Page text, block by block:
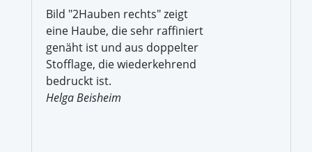
Bild "2Hauben rechts" zeigt
eine Haube, die sehr raffiniert
genäht ist und aus doppelter
Stofflage, die wiederkehrend
bedruckt ist.
Helga Beisheim